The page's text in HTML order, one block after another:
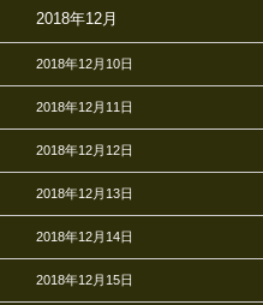
2018年12月
2018年12月10日
2018年12月11日
2018年12月12日
2018年12月13日
2018年12月14日
2018年12月15日